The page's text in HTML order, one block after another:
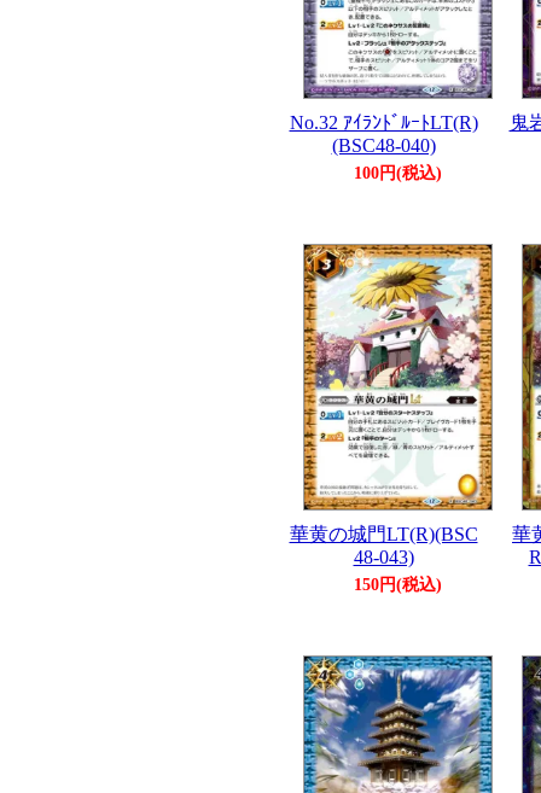
No.32 ｱｲﾗﾝﾄﾞﾙｰﾄLT(R)
(BSC48-040)
100円(税込)
鬼
華黄の城門LT(R)(BSC
48-043)
150円(税込)
華